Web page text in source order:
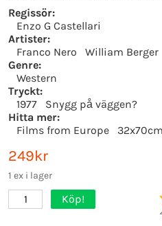
Regissör:
Enzo G Castellari
Artister:
Franco Nero
William Berger
Genre:
Western
Tryckt:
1977
Snygg på väggen?
Hitta mer:
Films from Europe
32x70cm
249kr
1 ex i lager
1 Köp!